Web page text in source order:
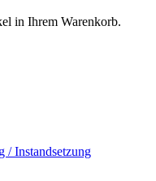
in Ihrem Warenkorb.
/ Instandsetzung